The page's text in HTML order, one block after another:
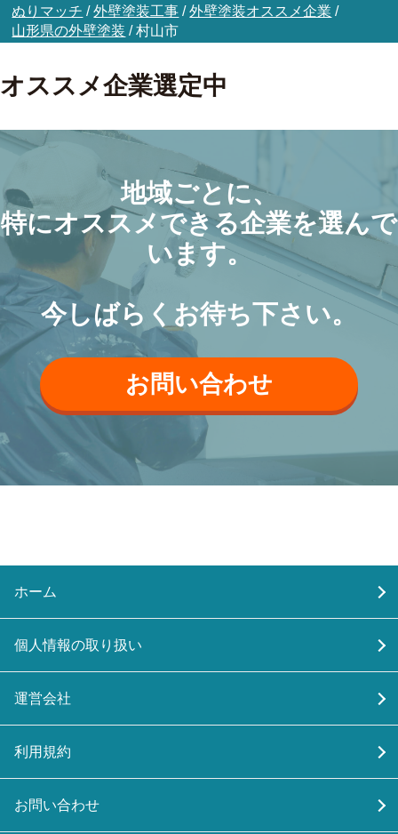
ぬりマッチ /外壁塗装工事 /外壁塗装オススメ企業 /
山形県の外壁塗装 /村山市
オススメ企業選定中
地域ごとに、
特にオススメできる企業を選んで
います。
今しばらくお待ち下さい。
お問い合わせ
ホーム
個人情報の取り扱い
運営会社
利用規約
お問い合わせ